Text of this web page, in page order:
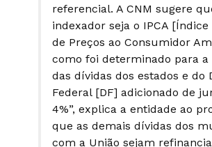
referencial. A CNM sugere
indexador seja o IPCA [Índice
de Preços ao Consumidor
como foi determinado para a
das dívidas dos estados e do
Federal [DF] adicionado de
4%”, explica a entidade ao
que as demais dívidas dos
com a União sejam